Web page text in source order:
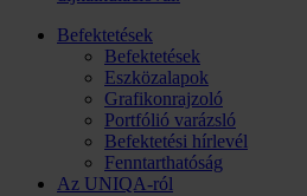
Befektetések
Befektetések
Eszközalapok
Grafikonrajzoló
Portfólió varázsló
Befektetési hírlevél
Fenntarthatóság
Az UNIQA-ról